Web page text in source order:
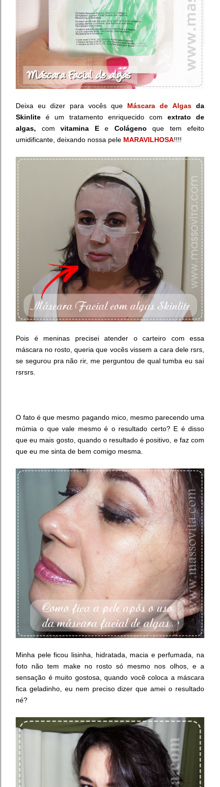
Deixa eu dizer para vocês que Máscara de Algas da
Skinlite é um tratamento enriquecido com extrato de
algas, com vitamina Ee Colágeno que tem efeito
umidificante, deixando nossa pele MARAVILHOSA!!!!
Pois é meninas precisei atender o carteiro com essa
máscara no rosto, queria que vocês vissem a cara dele rsrs,
se segurou pra não rir, me perguntou de qual tumba eu saí
rsrsrs.
O fato é que mesmo pagando mico, mesmo parecendo uma
múmia o que vale mesmo é o resultado certo? E é disso
que eu mais gosto, quando o resultado é positivo, e faz com
que eu me sinta de bem comigo mesma.
Minha pele ficou lisinha, hidratada, macia e perfumada, na
foto não tem make no rosto só mesmo nos olhos, e a
sensação é muito gostosa, quando você coloca a máscara
fica geladinho, eu nem preciso dizer que amei o resultado
né?